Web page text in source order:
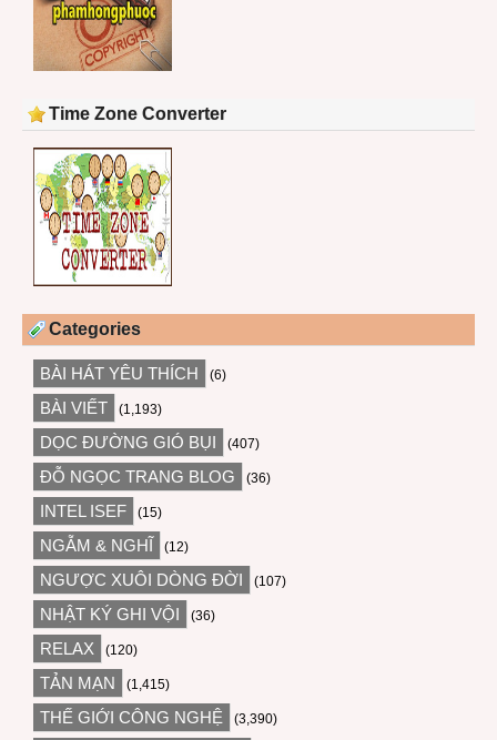
Time Zone Converter
Categories
BÀI HÁT YÊU THÍCH (6)
BÀI VIẾT (1,193)
DỌC ĐƯỜNG GIÓ BỤI (407)
ĐỖ NGỌC TRANG BLOG (36)
INTEL ISEF (15)
NGẪM & NGHĨ (12)
NGƯỢC XUÔI DÒNG ĐỜI (107)
NHẬT KÝ GHI VỘI (36)
RELAX (120)
TẢN MẠN (1,415)
THẾ GIỚI CÔNG NGHỆ (3,390)